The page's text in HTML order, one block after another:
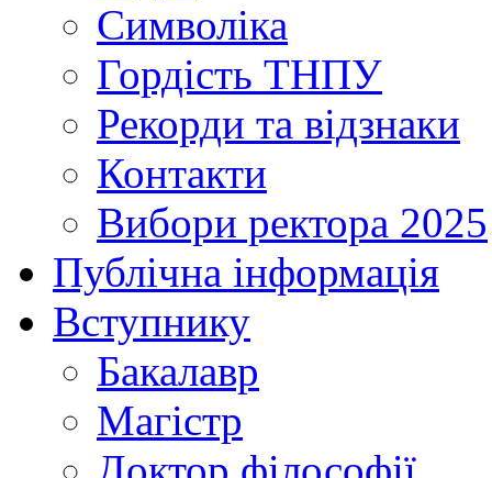
Символіка
Гордість ТНПУ
Рекорди та відзнаки
Контакти
Вибори ректора 2025
Публічна інформація
Вступнику
Бакалавр
Магістр